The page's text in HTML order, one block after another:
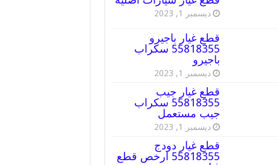
ديسمبر 1, 2023
قطع غيار باجيرو
55818355 سكراب
باجيرو
ديسمبر 1, 2023
قطع غيار جيب
55818355 سكراب
جيب مستعمل
ديسمبر 1, 2023
قطع غيار دودج
55818355 ارخص قطع